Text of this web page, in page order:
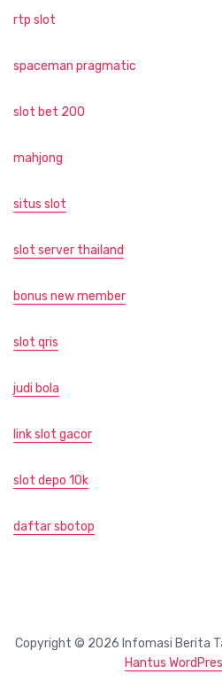
rtp slot
spaceman pragmatic
slot bet 200
mahjong
situs slot
slot server thailand
bonus new member
slot qris
judi bola
link slot gacor
slot depo 10k
daftar sbotop
Copyright © 2026 Infomasi Berita
Hantus